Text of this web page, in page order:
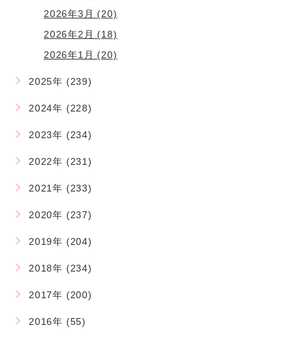
2026年3月 (20)
2026年2月 (18)
2026年1月 (20)
2025年 (239)
2024年 (228)
2023年 (234)
2022年 (231)
2021年 (233)
2020年 (237)
2019年 (204)
2018年 (234)
2017年 (200)
2016年 (55)